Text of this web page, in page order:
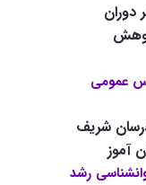
دوران
عمومی
شریف
آموز
رشد